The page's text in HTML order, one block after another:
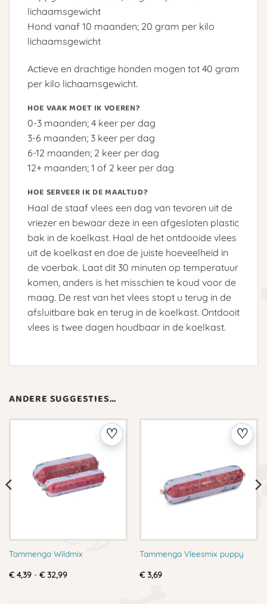
lichaamsgewicht
Hond vanaf 10 maanden; 20 gram per kilo
lichaamsgewicht
Actieve en drachtige honden mogen tot 40 gram
per kilo lichaamsgewicht.
HOE VAAK MOET IK VOEREN?
0-3 maanden; 4 keer per dag
3-6 maanden; 3 keer per dag
6-12 maanden; 2 keer per dag
12+ maanden; 1 of 2 keer per dag
HOE SERVEER IK DE MAALTIJD?
Haal de staaf vlees een dag van tevoren uit de
vriezer en bewaar deze in een afgesloten plastic
bak in de koelkast. Haal de het ontdooide vlees
uit de koelkast en doe de juiste hoeveelheid in
de voerbak. Laat dit 30 minuten op temperatuur
komen, anders is het misschien te koud voor de
maag. De rest van het vlees stopt u terug in de
afsluitbare bak en terug in de koelkast. Ontdooit
vlees is twee dagen houdbaar in de koelkast.
ANDERE SUGGESTIES…
Tammenga Wildmix
€4,39 - €32,99Prijsklasse:
Tammenga Vleesmix puppy
€3,69